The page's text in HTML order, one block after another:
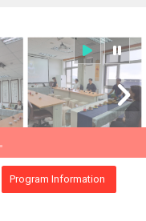
Program Information